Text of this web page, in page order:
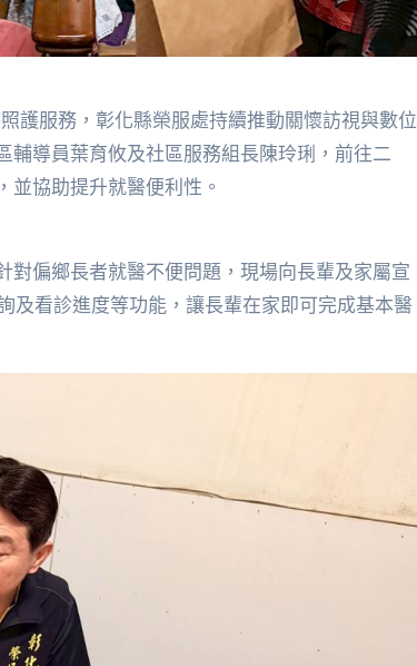
護服務，彰化縣榮服處持續推動關懷訪視與數位
導員葉育攸及社區服務組長陳玲琍，前往二
協助提升就醫便利性。
偏鄉長者就醫不便問題，現場向長輩及家屬宣
及看診進度等功能，讓長輩在家即可完成基本醫